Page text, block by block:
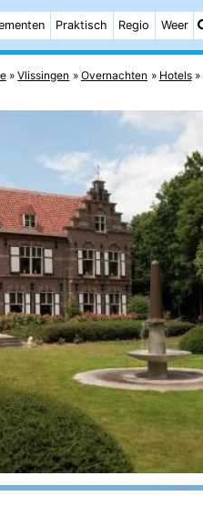
Praktisch Regio Weer
Vlissingen Overnachten Hotels